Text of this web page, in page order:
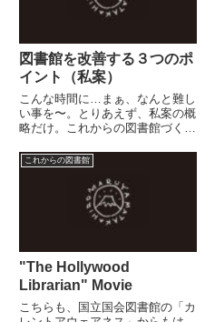
図書館を改善する３つのポ
イント（私案）
こんな時間に…まぁ、なんと難し
い事を〜。とりあえず、私案の概
略だけ。これからの図書館づくり
ってみました。１．公共図書館の
意思決定機関を明確にする。
首長？教育長？それとも図書館
長？ いったい誰が図書館の意思
これからの図書館
"The Hollywood
Librarian" Movie
こちらも、国立国会図書館の「カ